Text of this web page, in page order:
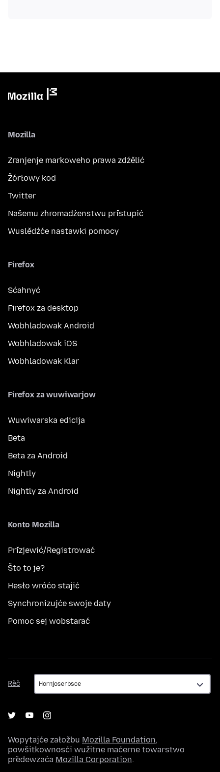
Mozilla
Zranjenje markoweho prawa zdźělić
Žórłowy kod
Twitter
Našemu zhromadźenstwu přistupić
Wuslědźće nastawki pomocy
Firefox
Sćahnyć
Firefox za desktop
Wobhladowak Android
Wobhladowak iOS
Wobhladowak Klar
Firefox za wuwiwarjow
Wuwiwarska edicija
Beta
Beta za Android
Nightly
Nightly za Android
Konto Mozilla
Přizjewić/Registrować
Što to je?
Hesło wróćo stajić
Synchronizujće swoje daty
Pomoc sej wobstarać
Rěč
Rěč
Wopytajće załožbu Mozilla Foundation,
powšitkownosći wužitne maćerne towarstwo
předewzaća Mozilla Corporation.